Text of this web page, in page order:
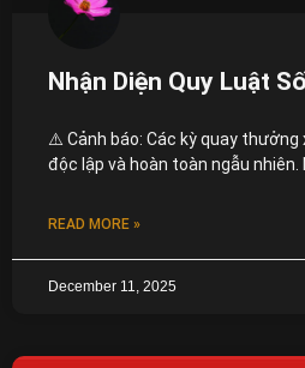
Nhận Diện Quy Luật
⚠️ Cảnh báo: Các kỳ quay thưởng
độc lập và hoàn toàn ngẫu
READ MORE »
December 11, 2025